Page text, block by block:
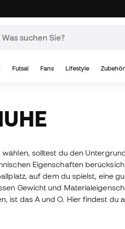
Futsal Fans Lifestyle Zubehör
solltest du den
Eigenschaften
auf dem du spielst, eine
Gewicht und
ist das A und O. Hier findest du